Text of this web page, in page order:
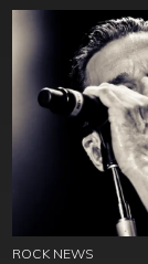
ROCK NEWS